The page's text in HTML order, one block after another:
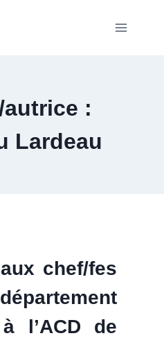
:
Lardeau
chef/fes
l’ACD de